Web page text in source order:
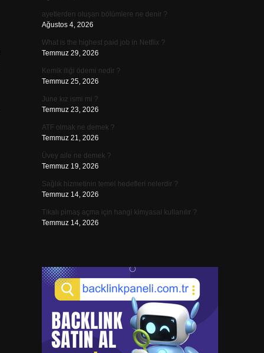
ayetlerden oluşan bölümlere ne denir ?
Ağustos 4, 2026
What is the highest paid job in Netflix ?
Temmuz 29, 2026
Kemik iliği ödemi nedir ?
Temmuz 25, 2026
June kız ismi mi ?
Temmuz 23, 2026
ATF olmak ne demek ?
Temmuz 21, 2026
Üvey aile ne demek ?
Temmuz 19, 2026
Sağlık hizmetinin temel hedefleri nelerdir ?
Temmuz 14, 2026
Tıkalı pimaş açma için hangi kimyasal kullanılır ?
Temmuz 14, 2026